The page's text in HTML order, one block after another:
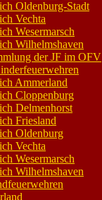
Oldenburg-Stadt
Vechta
Wesermarsch
Wilhelmshaven
der JF im OFV
Ammerland
Cloppenburg
Delmenhorst
Friesland
Oldenburg
Vechta
Wesermarsch
Wilhelmshaven